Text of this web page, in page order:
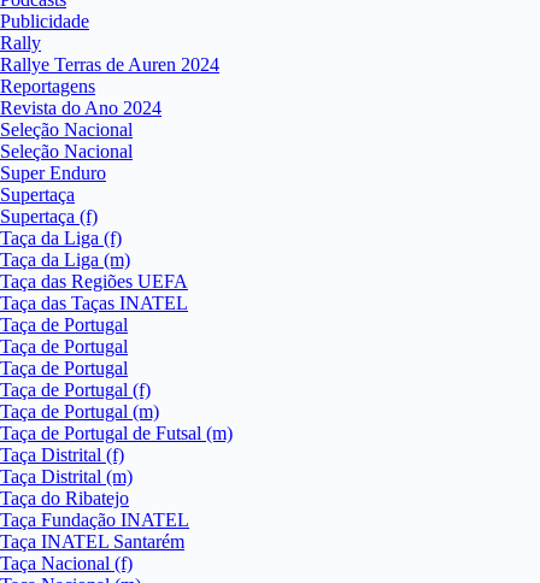
Publicidade
Rally
Rallye Terras de Auren 2024
Reportagens
Revista do Ano 2024
Seleção Nacional
Seleção Nacional
Super Enduro
Supertaça
Supertaça (f)
Taça da Liga (f)
Taça da Liga (m)
Taça das Regiões UEFA
Taça das Taças INATEL
Taça de Portugal
Taça de Portugal
Taça de Portugal
Taça de Portugal (f)
Taça de Portugal (m)
Taça de Portugal de Futsal (m)
Taça Distrital (f)
Taça Distrital (m)
Taça do Ribatejo
Taça Fundação INATEL
Taça INATEL Santarém
Taça Nacional (f)